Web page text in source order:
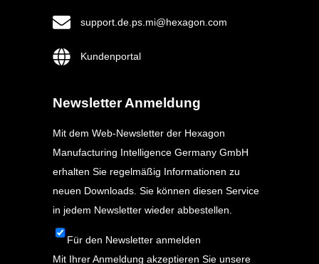
support.de.ps.mi@hexagon.com
Kundenportal
Newsletter Anmeldung
Mit dem Web-Newsletter der Hexagon
Manufacturing Intelligence Germany GmbH
erhalten Sie regelmäßig Informationen zu
neuen Downloads. Sie können diesen Service
in jedem Newsletter wieder abbestellen.
Für den Newsletter anmelden
Mit Ihrer Anmeldung akzeptieren Sie unsere